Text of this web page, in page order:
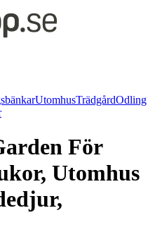
UtomhusTrädgårdOdling
För
Utomhus